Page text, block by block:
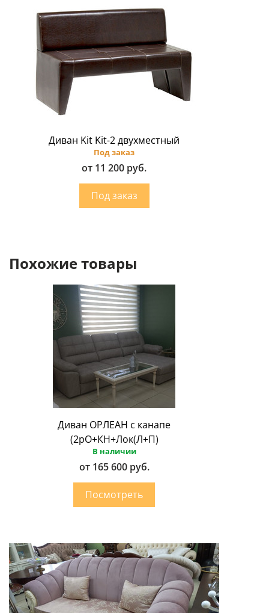
Диван Kit Kit-2 двухместный
Под заказ
от 11 200 руб.
Похожие товары
Диван ОРЛЕАН с канапе
(2рО+КН+Лок(Л+П)
В наличии
от 165 600 руб.